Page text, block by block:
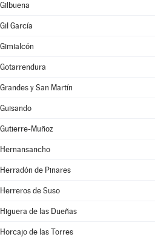
Gilbuena
Gil García
Gimialcón
Gotarrendura
Grandes y San Martín
Guisando
Gutierre-Muñoz
Hernansancho
Herradón de Pinares
Herreros de Suso
Higuera de las Dueñas
Horcajo de las Torres